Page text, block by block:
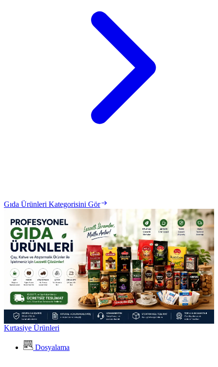
Gıda Ürünleri Kategorisini Gör
Kırtasiye Ürünleri
Dosyalama